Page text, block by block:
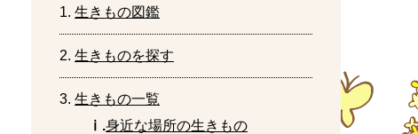
生きもの図鑑
生きものを探す
生きもの一覧
ⅰ.身近な場所の生きもの